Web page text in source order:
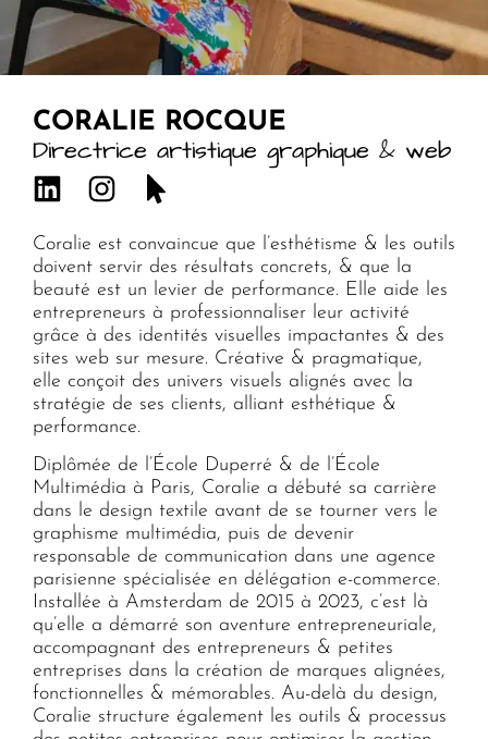
CORALIE ROCQUE
Directrice artistique graphique & web
Coralie est convaincue que l’esthétisme & les outils
doivent servir des résultats concrets, & que la
beauté est un levier de performance. Elle aide les
entrepreneurs à professionnaliser leur activité
grâce à des identités visuelles impactantes & des
sites web sur mesure. Créative & pragmatique,
elle conçoit des univers visuels alignés avec la
stratégie de ses clients, alliant esthétique &
performance.
Diplômée de l’École Duperré & de l’École
Multimédia à Paris, Coralie a débuté sa carrière
dans le design textile avant de se tourner vers le
graphisme multimédia, puis de devenir
responsable de communication dans une agence
parisienne spécialisée en délégation e-commerce.
Installée à Amsterdam de 2015 à 2023, c’est là
qu’elle a démarré son aventure entrepreneuriale,
accompagnant des entrepreneurs & petites
entreprises dans la création de marques alignées,
fonctionnelles & mémorables. Au-delà du design,
Coralie structure également les outils & processus